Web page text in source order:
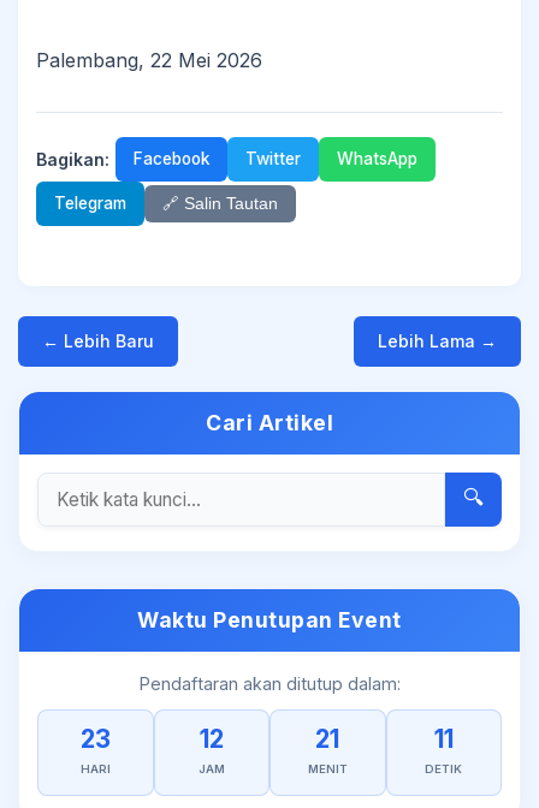
Palembang, 22 Mei 2026
Bagikan: Facebook Twitter WhatsApp
Telegram 🔗 Salin Tautan
← Lebih Baru Lebih Lama →
Cari Artikel
🔍
Waktu Penutupan Event
Pendaftaran akan ditutup dalam:
23
HARI
12
JAM
21
MENIT
11
DETIK